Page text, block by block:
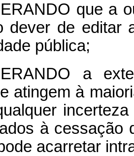
que a
dever de editar
pública;
a
atingem à
à cessação
acarretar